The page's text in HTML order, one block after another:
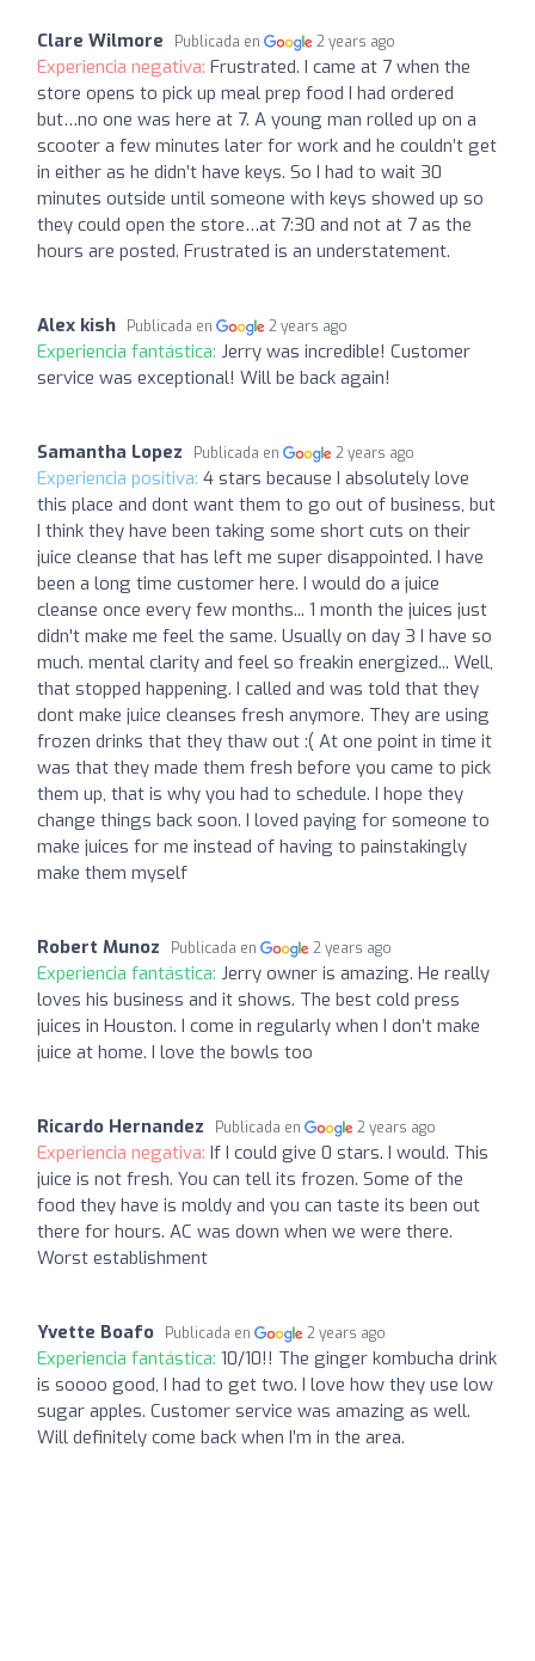
Clare Wilmore Publicada en 2 years ago
Experiencia negativa: Frustrated. I came at 7 when the
store opens to pick up meal prep food I had ordered
but…no one was here at 7. A young man rolled up on a
scooter a few minutes later for work and he couldn’t get
in either as he didn’t have keys. So I had to wait 30
minutes outside until someone with keys showed up so
they could open the store…at 7:30 and not at 7 as the
hours are posted. Frustrated is an understatement.
Alex kish Publicada en 2 years ago
Experiencia fantástica: Jerry was incredible! Customer
service was exceptional! Will be back again!
Samantha Lopez Publicada en 2 years ago
Experiencia positiva: 4 stars because I absolutely love
this place and dont want them to go out of business, but
I think they have been taking some short cuts on their
juice cleanse that has left me super disappointed. I have
been a long time customer here. I would do a juice
cleanse once every few months... 1 month the juices just
didn't make me feel the same. Usually on day 3 I have so
much. mental clarity and feel so freakin energized... Well,
that stopped happening. I called and was told that they
dont make juice cleanses fresh anymore. They are using
frozen drinks that they thaw out :( At one point in time it
was that they made them fresh before you came to pick
them up, that is why you had to schedule. I hope they
change things back soon. I loved paying for someone to
make juices for me instead of having to painstakingly
make them myself
Robert Munoz Publicada en 2 years ago
Experiencia fantástica: Jerry owner is amazing. He really
loves his business and it shows. The best cold press
juices in Houston. I come in regularly when I don’t make
juice at home. I love the bowls too
Ricardo Hernandez Publicada en 2 years ago
Experiencia negativa: If I could give 0 stars. I would. This
juice is not fresh. You can tell its frozen. Some of the
food they have is moldy and you can taste its been out
there for hours. AC was down when we were there.
Worst establishment
Yvette Boafo Publicada en 2 years ago
Experiencia fantástica: 10/10!! The ginger kombucha drink
is soooo good, I had to get two. I love how they use low
sugar apples. Customer service was amazing as well.
Will definitely come back when I’m in the area.